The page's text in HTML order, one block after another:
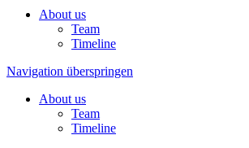
About us
Team
Timeline
Navigation überspringen
About us
Team
Timeline